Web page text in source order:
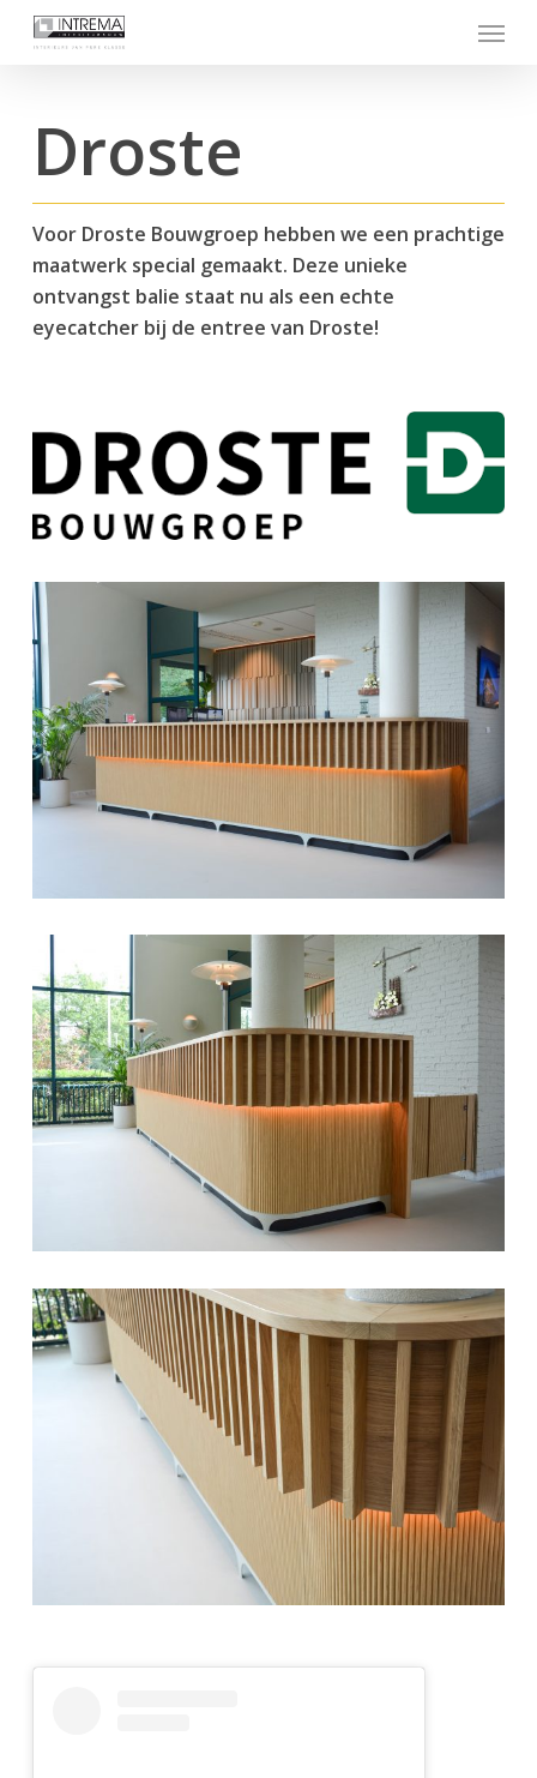
Menu
Droste
Voor Droste Bouwgroep hebben we een prachtige
maatwerk special gemaakt. Deze unieke
ontvangst balie staat nu als een echte
eyecatcher bij de entree van Droste!